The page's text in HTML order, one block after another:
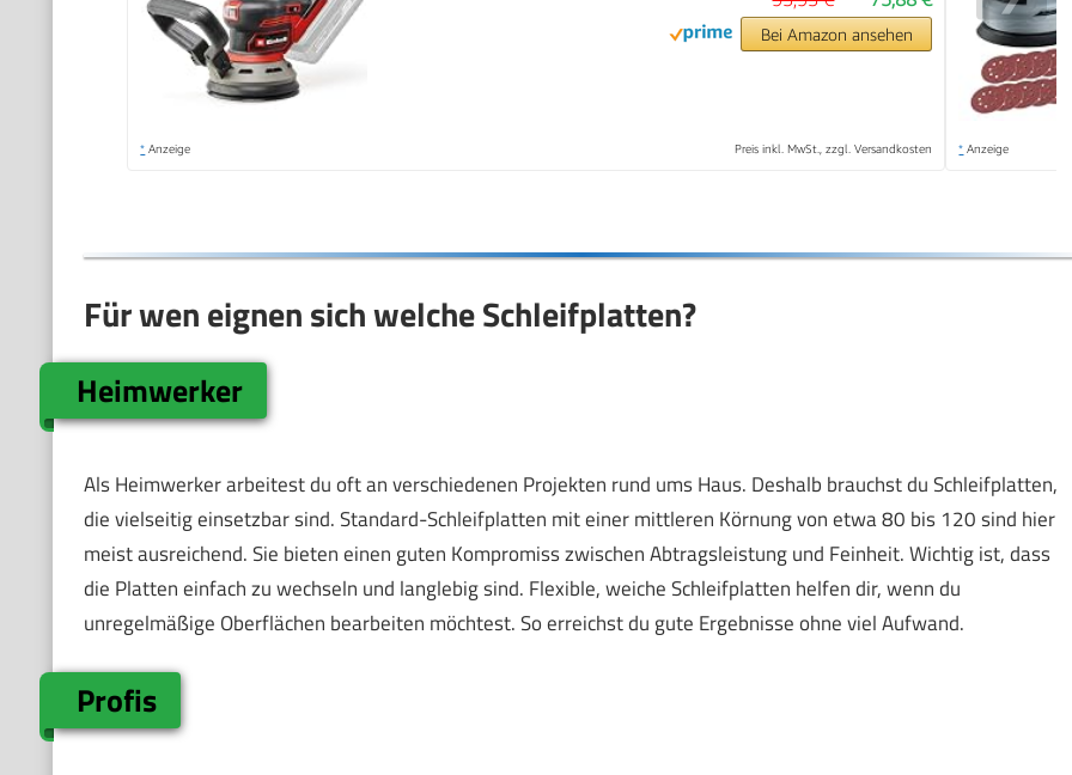
Bei Amazon ansehen
* Anzeige Preis inkl. MwSt., zzgl. Versandkosten * Anzeige
Für wen eignen sich welche Schleifplatten?
Heimwerker
Als Heimwerker arbeitest du oft an verschiedenen Projekten rund ums Haus. Deshalb brauchst du Schleifplatten,
die vielseitig einsetzbar sind. Standard-Schleifplatten mit einer mittleren Körnung von etwa 80 bis 120 sind hier
meist ausreichend. Sie bieten einen guten Kompromiss zwischen Abtragsleistung und Feinheit. Wichtig ist, dass
die Platten einfach zu wechseln und langlebig sind. Flexible, weiche Schleifplatten helfen dir, wenn du
unregelmäßige Oberflächen bearbeiten möchtest. So erreichst du gute Ergebnisse ohne viel Aufwand.
Profis